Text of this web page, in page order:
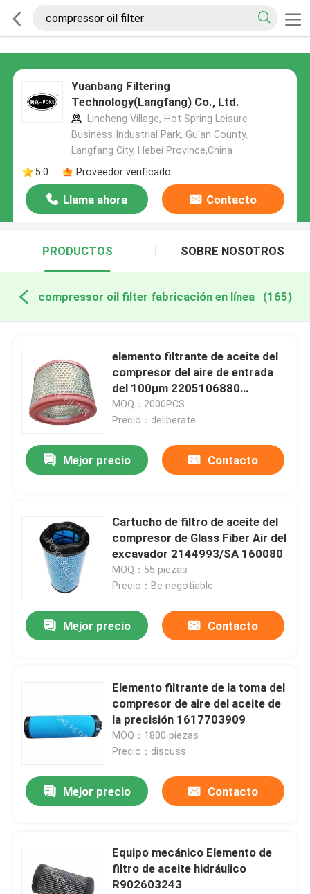
Yuanbang Filtering
Technology(Langfang) Co., Ltd.
Lincheng Village, Hot Spring Leisure
Business Industrial Park, Gu'an County,
Langfang City, Hebei Province,China
5.0
Proveedor verificado
Llama ahora Contacto
PRODUCTOS SOBRE NOSOTROS
compressor oil filter fabricación en línea (165)
elemento filtrante de aceite del
compresor del aire de entrada
del 100μm 2205106880
2205106802
MOQ：2000PCS
Precio：deliberate
Mejor precio Contacto
Cartucho de filtro de aceite del
compresor de Glass Fiber Air del
excavador 2144993/SA 160080
MOQ：55 piezas
Precio：Be negotiable
Mejor precio Contacto
Elemento filtrante de la toma del
compresor de aire del aceite de
la precisión 1617703909
MOQ：1800 piezas
Precio：discuss
Mejor precio Contacto
Equipo mecánico Elemento de
filtro de aceite hidráulico
R902603243